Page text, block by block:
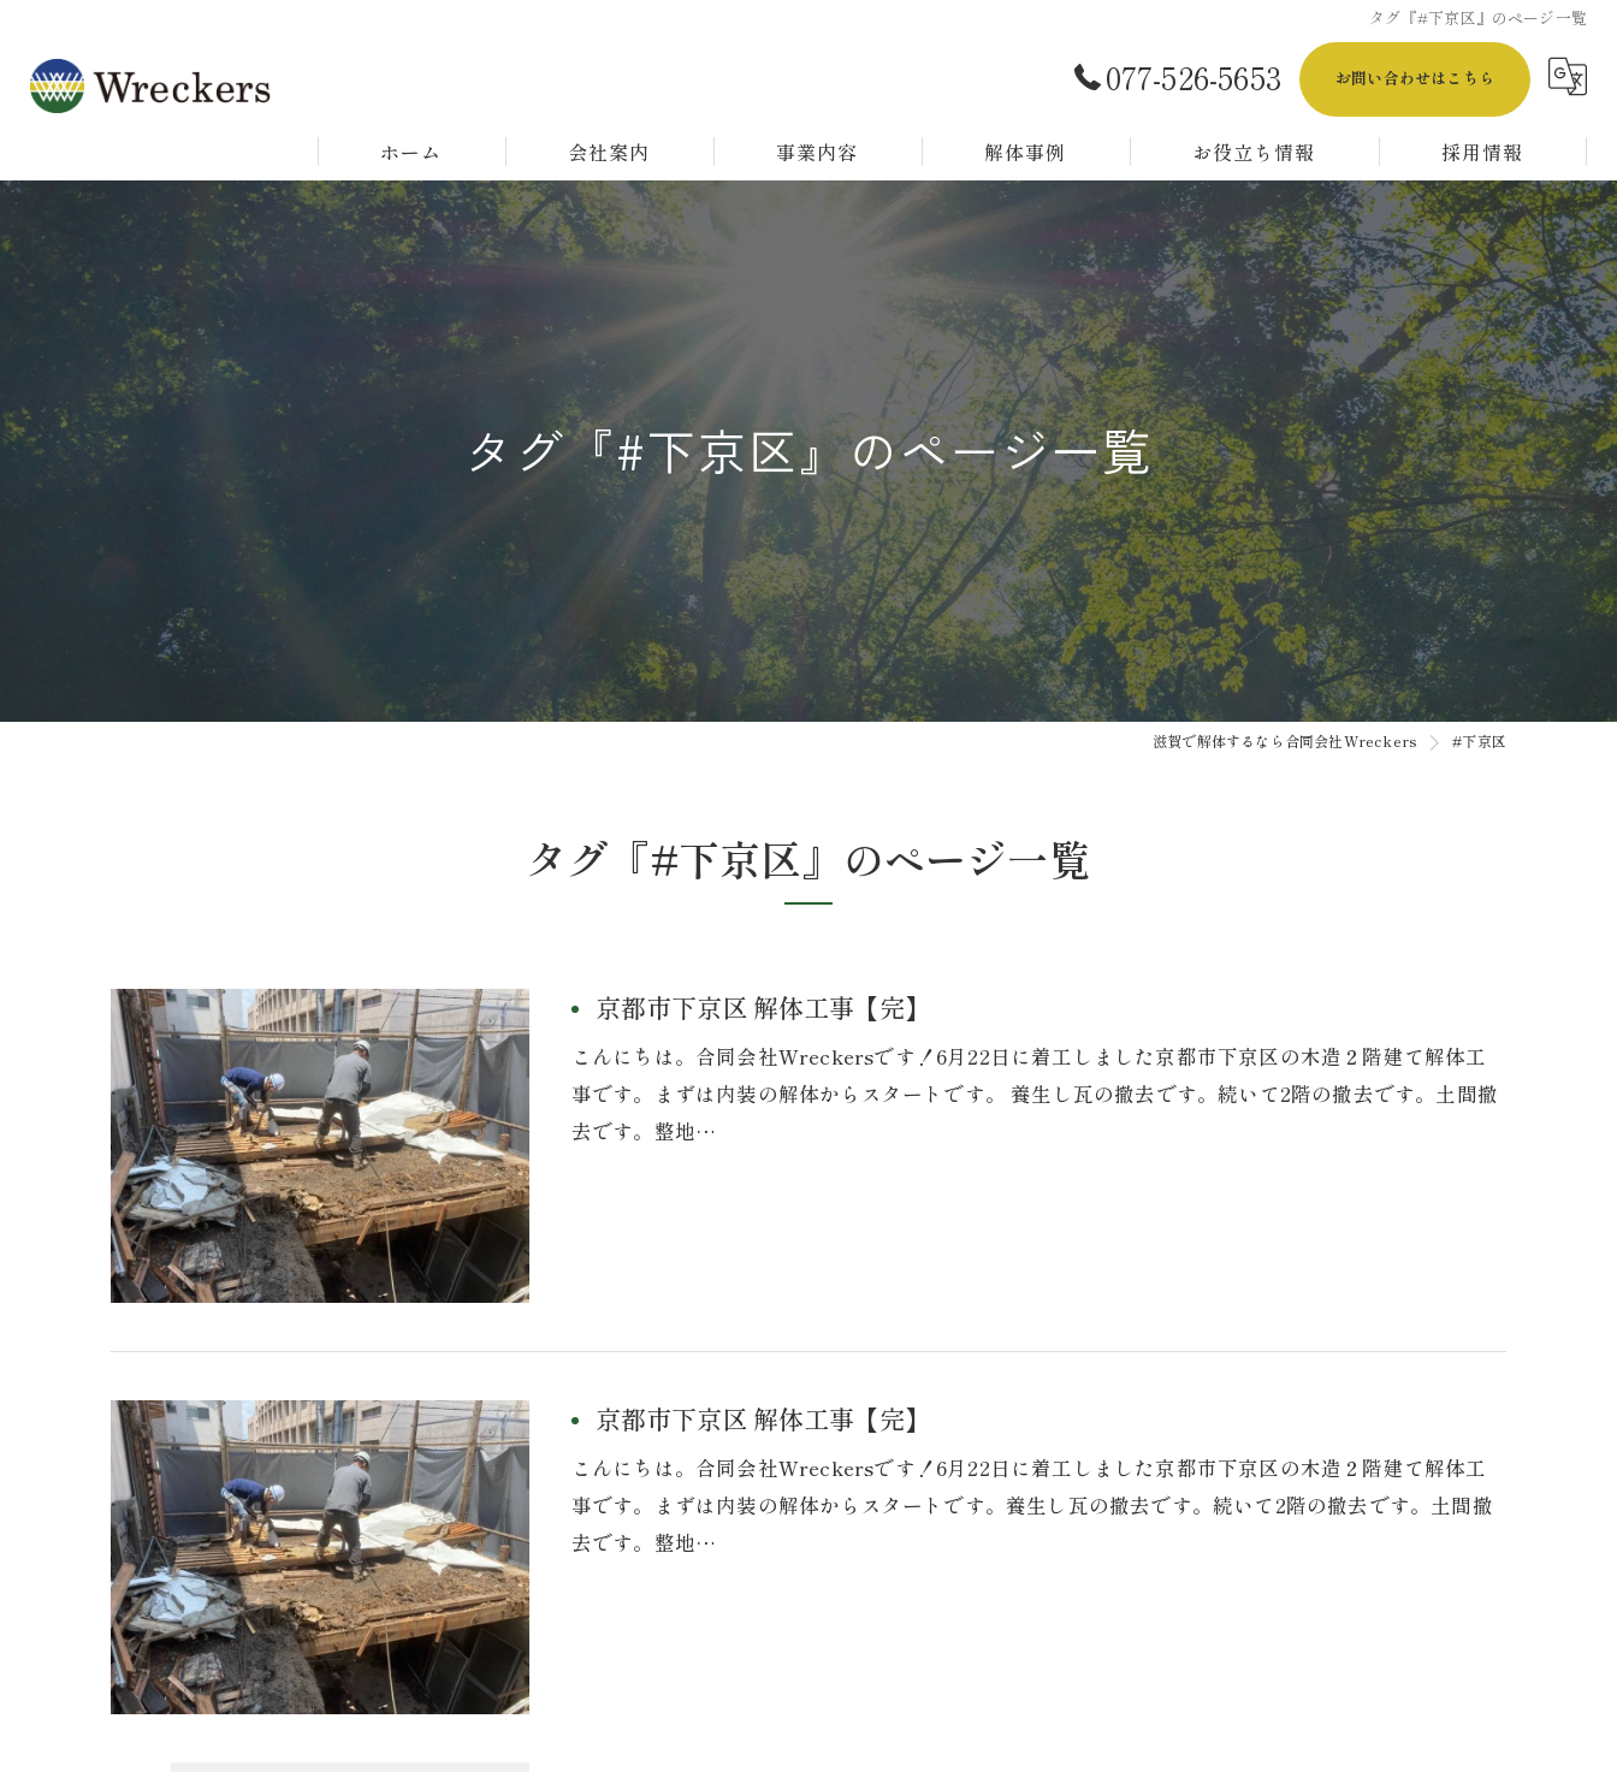
タグ『#下京区』のページ一覧
077-526-5653 お問い合わせはこちら
ホーム 会社案内 事業内容 解体事例 お役立ち情報 採用情報
【正社員採用】解体工事スタッフ／経験者募集
【正社員採用】解体工事スタッフ／未経験者募集
【アルバイト採用】解体工事スタッフ／経験者&未経験者OK！
タグ『#下京区』のページ一覧
滋賀で解体するなら合同会社Wreckers #下京区
タグ『#下京区』のページ一覧
京都市下京区 解体工事【完】
こんにちは。合同会社Wreckersです！6月22日に着工しました京都市下京区の木造２階建て解体工
事です。まずは内装の解体からスタートです。 養生し瓦の撤去です。続いて2階の撤去です。土間撤
去です。整地…
京都市下京区 解体工事【完】
こんにちは。合同会社Wreckersです！6月22日に着工しました京都市下京区の木造２階建て解体工
事です。まずは内装の解体からスタートです。養生し瓦の撤去です。続いて2階の撤去です。土間撤
去です。整地…